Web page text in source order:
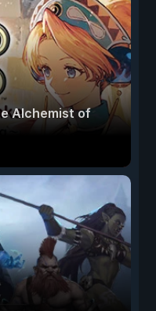
Alchemist of